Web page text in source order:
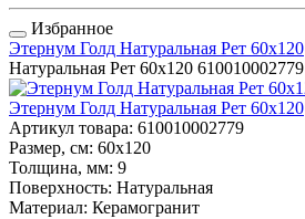
Избранное
Этернум Голд Натуральная Рет 60x120
Натуральная Рет 60x120 610010002779
Этернум Голд Натуральная Рет 60x120
Артикул товара: 610010002779
Размер, см: 60x120
Толщина, мм: 9
Поверхность: Натуральная
Материал: Керамогранит